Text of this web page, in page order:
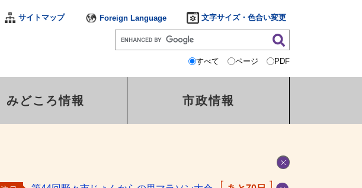
サイトマップ Foreign Language 文字サイズ・色合い変更
すべて ページ PDF
みどころ情報 市政情報